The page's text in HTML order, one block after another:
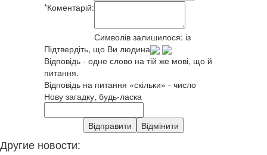
*Коментарій:
Символів залишилося: із
Підтвердіть, що Ви людина
Відповідь - одне слово на тій же мові, що й
питання.
Відповідь на питання «скільки» - число
Нову загадку, будь-ласка
Другие новости: